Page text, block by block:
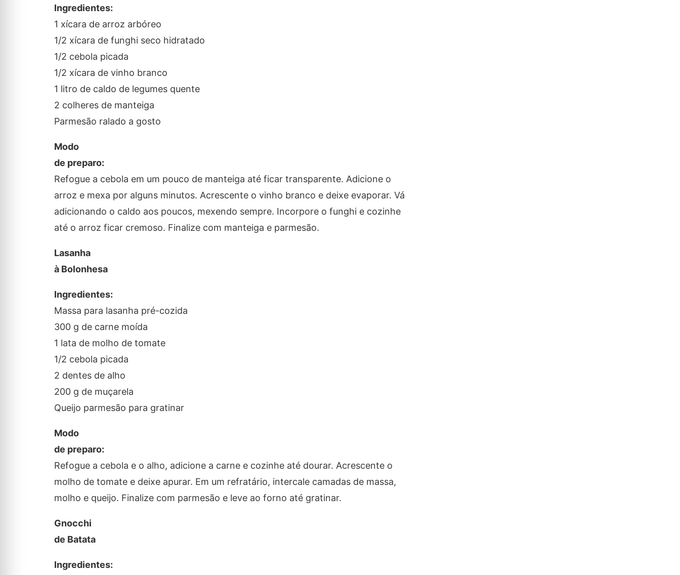
Ingredientes:
1 xícara de arroz arbóreo
1/2 xícara de funghi seco hidratado
1/2 cebola picada
1/2 xícara de vinho branco
1 litro de caldo de legumes quente
2 colheres de manteiga
Parmesão ralado a gosto
Modo
de preparo:
Refogue a cebola em um pouco de manteiga até ficar transparente. Adicione o
arroz e mexa por alguns minutos. Acrescente o vinho branco e deixe evaporar. Vá
adicionando o caldo aos poucos, mexendo sempre. Incorpore o funghi e cozinhe
até o arroz ficar cremoso. Finalize com manteiga e parmesão.
Lasanha
à Bolonhesa
Ingredientes:
Massa para lasanha pré-cozida
300 g de carne moída
1 lata de molho de tomate
1/2 cebola picada
2 dentes de alho
200 g de muçarela
Queijo parmesão para gratinar
Modo
de preparo:
Refogue a cebola e o alho, adicione a carne e cozinhe até dourar. Acrescente o
molho de tomate e deixe apurar. Em um refratário, intercale camadas de massa,
molho e queijo. Finalize com parmesão e leve ao forno até gratinar.
Gnocchi
de Batata
Ingredientes: